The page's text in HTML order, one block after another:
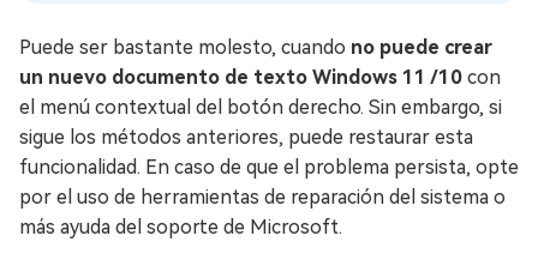
Puede ser bastante molesto, cuando no puede crear
un nuevo documento de texto Windows 11 /10 con
el menú contextual del botón derecho. Sin embargo, si
sigue los métodos anteriores, puede restaurar esta
funcionalidad. En caso de que el problema persista, opte
por el uso de herramientas de reparación del sistema o
más ayuda del soporte de Microsoft.